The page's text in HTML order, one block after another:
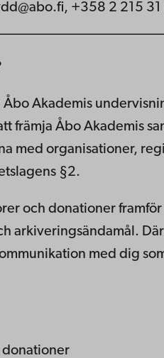
+358 2 215 31
Akademis
främja Åbo Akademis
med organisationer,
§2.
och donationer framför
arkiveringsändamål.
med dig
donationer